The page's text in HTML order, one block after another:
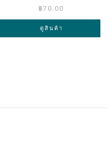
฿70.00
ดูสินค้า